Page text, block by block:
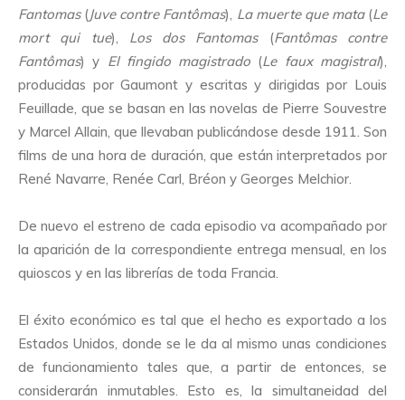
Fantomas (Juve contre Fantômas), La muerte que mata (Le
mort qui tue), Los dos Fantomas (Fantômas contre
Fantômas) y El fingido magistrado (Le faux magistral),
producidas por Gaumont y escritas y dirigidas por Louis
Feuillade, que se basan en las novelas de Pierre Souvestre
y Marcel Allain, que llevaban publicándose desde 1911. Son
films de una hora de duración, que están interpretados por
René Navarre, Renée Carl, Bréon y Georges Melchior.
De nuevo el estreno de cada episodio va acompañado por
la aparición de la correspondiente entrega mensual, en los
quioscos y en las librerías de toda Francia.
El éxito económico es tal que el hecho es exportado a los
Estados Unidos, donde se le da al mismo unas condiciones
de funcionamiento tales que, a partir de entonces, se
considerarán inmutables. Esto es, la simultaneidad del